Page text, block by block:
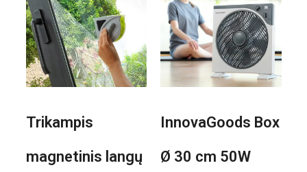
Trikampis
magnetinis langų
InnovaGoods Box
Ø 30 cm 50W